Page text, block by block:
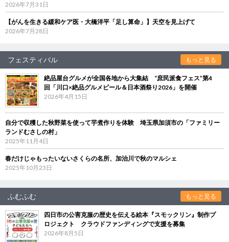
2026年7月31日
【がんを生きる緩和ケア医・大橋洋平「足し算命」】天空を見上げて
2026年7月28日
フェスティバル もっと見る
絶品屋台グルメが全国各地から大集結 “庶民派食フェス”第4
回「川口×絶品グルメビール＆日本酒祭り2026」を開催
2026年4月15日
自分で収穫した秋野菜を使って芋煮作りを体験 埼玉県加須市の「ファミリー
ランドむさしの村」
2025年11月4日
春だけじゃもったいないさくらの名所、加治川で秋のマルシェ
2025年10月23日
ふむふむ もっと見る
四日市の公害克服の歴史を伝える絵本『スモックリン』制作プ
ロジェクト クラウドファンディングで支援を募集
2026年8月5日